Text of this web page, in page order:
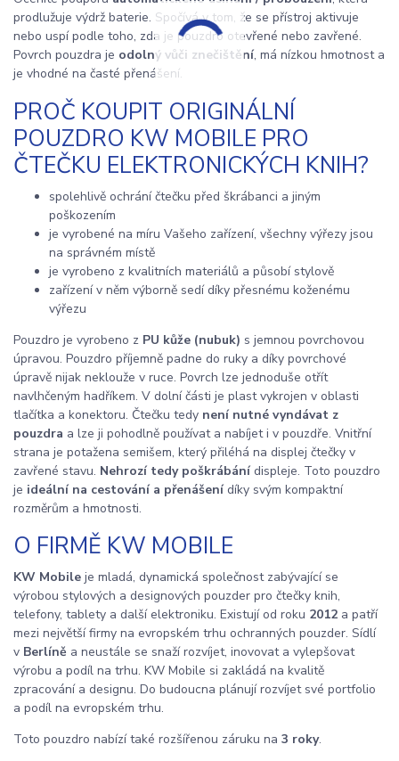
prodlužuje výdrž baterie. Spočívá v tom, že se přístroj aktivuje
nebo uspí podle toho, zda je pouzdro otevřené nebo zavřené.
Povrch pouzdra je odolný vůči znečištění, má nízkou hmotnost a
je vhodné na časté přenášení.
PROČ KOUPIT ORIGINÁLNÍ
POUZDRO KW MOBILE PRO
ČTEČKU ELEKTRONICKÝCH KNIH?
spolehlivě ochrání čtečku před škrábanci a jiným
poškozením
je vyrobené na míru Vašeho zařízení, všechny výřezy jsou
na správném místě
je vyrobeno z kvalitních materiálů a působí stylově
zařízení v něm výborně sedí díky přesnému koženému
výřezu
Pouzdro je vyrobeno z PU kůže (nubuk) s jemnou povrchovou
úpravou. Pouzdro příjemně padne do ruky a díky povrchové
úpravě nijak neklouže v ruce. Povrch lze jednoduše otřít
navlhčeným hadříkem. V dolní části je plast vykrojen v oblasti
tlačítka a konektoru. Čtečku tedy není nutné vyndávat z
pouzdra a lze ji pohodlně používat a nabíjet i v pouzdře. Vnitřní
strana je potažena semišem, který přiléhá na displej čtečky v
zavřené stavu. Nehrozí tedy poškrábánídispleje. Toto pouzdro
je ideální na cestování a přenášenídíky svým kompaktní
rozměrům a hmotnosti.
O FIRMĚ KW MOBILE
KW Mobile je mladá, dynamická společnost zabývající se
výrobou stylových a designových pouzder pro čtečky knih,
telefony, tablety a další elektroniku. Existují od roku 2012 a patří
mezi největší firmy na evropském trhu ochranných pouzder. Sídlí
v Berlíně a neustále se snaží rozvíjet, inovovat a vylepšovat
výrobu a podíl na trhu. KW Mobile si zakládá na kvalitě
zpracování a designu. Do budoucna plánují rozvíjet své portfolio
a podíl na evropském trhu.
Toto pouzdro nabízí také rozšířenou záruku na 3 roky.